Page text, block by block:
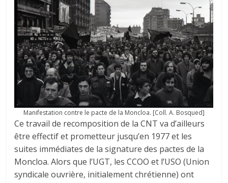
Manifestation contre le pacte de la Moncloa. [Coll. A. Bosqued]
Ce travail de recomposition de la CNT va d’ailleurs
être effectif et prometteur jusqu’en 1977 et les
suites immédiates de la signature des pactes de la
Moncloa. Alors que l’UGT, les CCOO et l’USO (Union
syndicale ouvrière, initialement chrétienne) ont